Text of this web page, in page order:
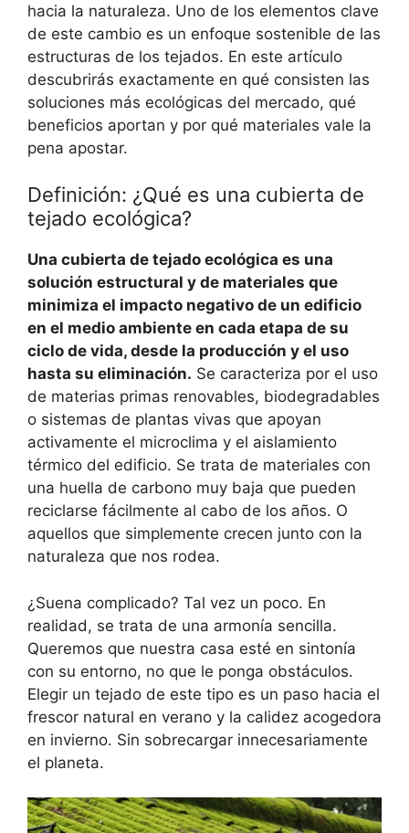
hacia la naturaleza. Uno de los elementos clave
de este cambio es un enfoque sostenible de las
estructuras de los tejados. En este artículo
descubrirás exactamente en qué consisten las
soluciones más ecológicas del mercado, qué
beneficios aportan y por qué materiales vale la
pena apostar.
Definición: ¿Qué es una cubierta de
tejado ecológica?
Una cubierta de tejado ecológica es una
solución estructural y de materiales que
minimiza el impacto negativo de un edificio
en el medio ambiente en cada etapa de su
ciclo de vida, desde la producción y el uso
hasta su eliminación. Se caracteriza por el uso
de materias primas renovables, biodegradables
o sistemas de plantas vivas que apoyan
activamente el microclima y el aislamiento
térmico del edificio. Se trata de materiales con
una huella de carbono muy baja que pueden
reciclarse fácilmente al cabo de los años. O
aquellos que simplemente crecen junto con la
naturaleza que nos rodea.
¿Suena complicado? Tal vez un poco. En
realidad, se trata de una armonía sencilla.
Queremos que nuestra casa esté en sintonía
con su entorno, no que le ponga obstáculos.
Elegir un tejado de este tipo es un paso hacia el
frescor natural en verano y la calidez acogedora
en invierno. Sin sobrecargar innecesariamente
el planeta.